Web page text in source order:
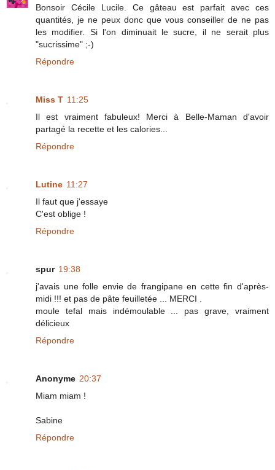
Bonsoir Cécile Lucile. Ce gâteau est parfait avec ces
quantités, je ne peux donc que vous conseiller de ne pas
les modifier. Si l'on diminuait le sucre, il ne serait plus
"sucrissime" ;-)
Répondre
Miss T 11:25
Il est vraiment fabuleux! Merci à Belle-Maman d'avoir
partagé la recette et les calories...
Répondre
Lutine 11:27
Il faut que j'essaye
C'est oblige !
Répondre
spur 19:38
j'avais une folle envie de frangipane en cette fin d'après-
midi !!! et pas de pâte feuilletée ... MERCI .
moule tefal mais indémoulable ... pas grave, vraiment
délicieux
Répondre
Anonyme 20:37
Miam miam !
Sabine
Répondre